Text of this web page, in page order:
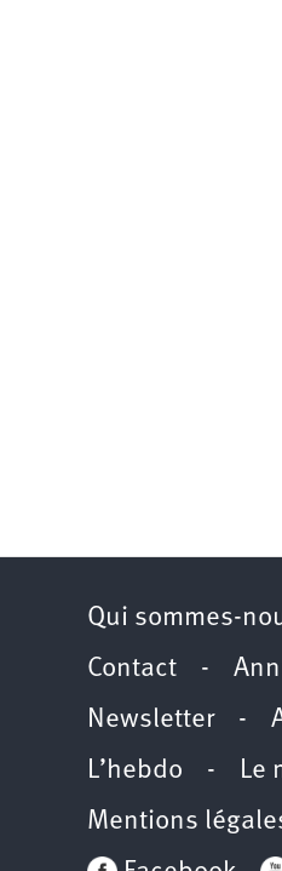
Qui sommes-
Contact -
Newsletter-
L’hebdo - Le
Mentions